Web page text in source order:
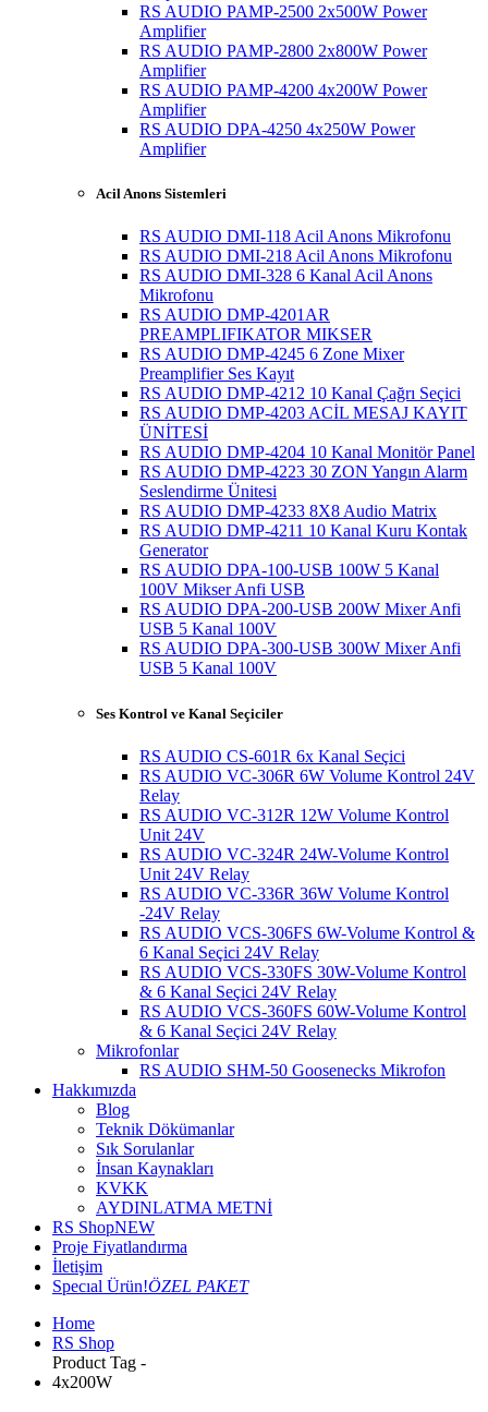
RS AUDIO PAMP-2500 2x500W Power
Amplifier
RS AUDIO PAMP-2800 2x800W Power
Amplifier
RS AUDIO PAMP-4200 4x200W Power
Amplifier
RS AUDIO DPA-4250 4x250W Power
Amplifier
Acil Anons Sistemleri
RS AUDIO DMI-118 Acil Anons Mikrofonu
RS AUDIO DMI-218 Acil Anons Mikrofonu
RS AUDIO DMI-328 6 Kanal Acil Anons
Mikrofonu
RS AUDIO DMP-4201AR
PREAMPLIFIKATOR MIKSER
RS AUDIO DMP-4245 6 Zone Mixer
Preamplifier Ses Kayıt
RS AUDIO DMP-4212 10 Kanal Çağrı Seçici
RS AUDIO DMP-4203 ACİL MESAJ KAYIT
ÜNİTESİ
RS AUDIO DMP-4204 10 Kanal Monitör Panel
RS AUDIO DMP-4223 30 ZON Yangın Alarm
Seslendirme Ünitesi
RS AUDIO DMP-4233 8X8 Audio Matrix
RS AUDIO DMP-4211 10 Kanal Kuru Kontak
Generator
RS AUDIO DPA-100-USB 100W 5 Kanal
100V Mikser Anfi USB
RS AUDIO DPA-200-USB 200W Mixer Anfi
USB 5 Kanal 100V
RS AUDIO DPA-300-USB 300W Mixer Anfi
USB 5 Kanal 100V
Ses Kontrol ve Kanal Seçiciler
RS AUDIO CS-601R 6x Kanal Seçici
RS AUDIO VC-306R 6W Volume Kontrol 24V
Relay
RS AUDIO VC-312R 12W Volume Kontrol
Unit 24V
RS AUDIO VC-324R 24W-Volume Kontrol
Unit 24V Relay
RS AUDIO VC-336R 36W Volume Kontrol
-24V Relay
RS AUDIO VCS-306FS 6W-Volume Kontrol &
6 Kanal Seçici 24V Relay
RS AUDIO VCS-330FS 30W-Volume Kontrol
& 6 Kanal Seçici 24V Relay
RS AUDIO VCS-360FS 60W-Volume Kontrol
& 6 Kanal Seçici 24V Relay
Mikrofonlar
RS AUDIO SHM-50 Goosenecks Mikrofon
Hakkımızda
Blog
Teknik Dökümanlar
Sık Sorulanlar
İnsan Kaynakları
KVKK
AYDINLATMA METNİ
RS ShopNEW
Proje Fiyatlandırma
İletişim
Specıal Ürün!ÖZEL PAKET
Home
RS Shop
Product Tag -
4x200W